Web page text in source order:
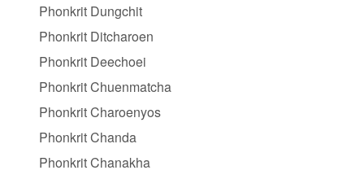
Phonkrit Dungchit
Phonkrit Ditcharoen
Phonkrit Deechoei
Phonkrit Chuenmatcha
Phonkrit Charoenyos
Phonkrit Chanda
Phonkrit Chanakha